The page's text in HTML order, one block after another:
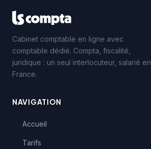
Cabinet comptable en ligne avec
comptable dédié. Compta, fiscalité,
juridique : un seul interlocuteur, salarié en
France.
NAVIGATION
Accueil
Tarifs